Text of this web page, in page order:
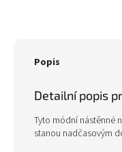
Popis
Detailní popis
Tyto módní nástěnné
stanou nadčasovým